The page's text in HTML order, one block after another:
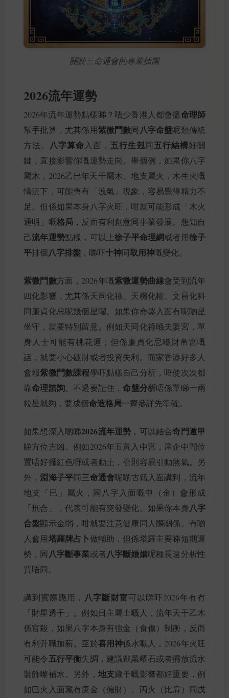
關於三命通會的專業插圖
2026流年運勢
2026年流年運勢點樣睇？唔少香港人都會搵命理師
幫手批算，尤其係用紫微鬥數同 八字命盤呢類傳統
方法。 八字算命 入面， 五行生剋同五行結構好關
鍵，直接影響你嘅運勢走向。舉個例，如果你八字
屬木，2026乙巳年天干屬木、地支屬火，木生火嘅
情況下，可能會有「洩氣」現象，容易覺得精力不
足。但係如果本身八字火旺，咁就可能形成「木火
通明」嘅格局 ，反而有利創意同事業發展。想知自
己流年運勢點樣，可以上徐子平命理網或者用徐子
平排個八字排盤 ，睇吓十神同取用神嘅變化。
紫微鬥數方面，2026年嘅紫微運勢曲線會受到流年
四化影響，尤其係天同化祿、天機化權、文昌化科
同廉貞化忌呢幾個星曜。如果你命盤入面有呢啲星
坐守，就要特別留意。例如天同化祿喺夫妻宮，單
身人士可能有桃花運；但係廉貞化忌喺財帛宮嘅
話，就要小心破財或者投資失利。而家香港好多人
會報紫微鬥數課程學吓點樣自己分析，唔使次次都
靠命理諮詢。不過要記住，命盤分析唔係單睇一兩
粒星就夠，要成個命造格局一齊參詳先準確。
如果想深入啲睇2026流年運勢 ，可以結合奇門遁甲
睇方位吉凶。例如2026年五黃入中宮，屋企中間位
置唔好擺紅色嘢或者動土，否則容易引動煞氣。另
外，淵海子平同三命通會呢啲古籍入面講到，流年
地支「巳」屬火，同八字入面嘅申（金）會形成
「刑合」，代表可能有突發變化。如果你本身八字
合盤顯示金弱，咁就要注意健康同人際關係。有啲
人會用塔羅牌占卜做輔助，但係塔羅主要睇短期運
勢，同 八字斷事業或者八字斷婚姻呢種長遠分析性
質唔同。
講到實際應用， 八字斷財富可以睇吓2026年有冇
「財星透干」。例如日主屬土嘅人，流年天干乙木
係官殺，如果八字本身有強金（食傷）制衡，反而
有利升職加薪。至於喜用神係水嘅人，2026年火旺
可能令五行平衡失調，建議戴黑曜石或者擺放流水
裝飾嚟補水。另外， 地支藏干嘅影響都好重要，例
如巳火入面藏有庚金（偏財）、丙火（比肩）同戊